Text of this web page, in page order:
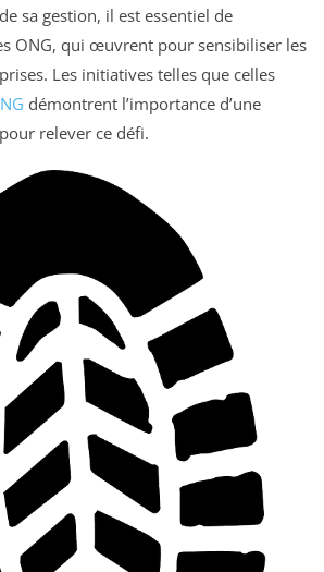
sa gestion, il est essentiel de
ONG, qui œuvrent pour sensibiliser les
Les initiatives telles que celles
démontrent l’importance d’une
relever ce défi.